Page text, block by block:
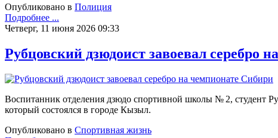
Опубликовано в Полиция
Подробнее ...
Четверг, 11 июня 2026 09:33
Рубцовский дзюдоист завоевал серебро
Воспитанник отделения дзюдо спортивной школы № 2, студент
который состоялся в городе Кызыл.
Опубликовано в Спортивная жизнь